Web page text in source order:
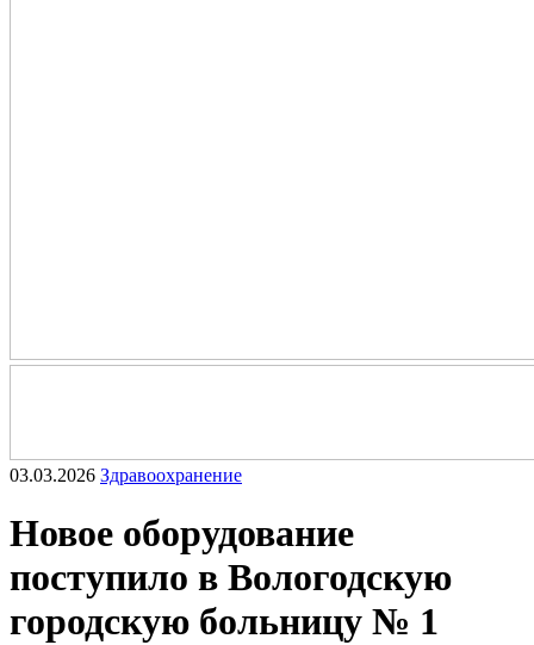
03.03.2026 Здравоохранение
Новое оборудование
поступило в Вологодскую
городскую больницу № 1